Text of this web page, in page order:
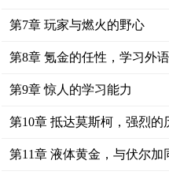
第7章 玩家与燃火的野心
第8章 氪金的任性，学习外语
第9章 惊人的学习能力
第10章 抵达莫斯柯，强烈的
第11章 液体黄金，与伏尔加